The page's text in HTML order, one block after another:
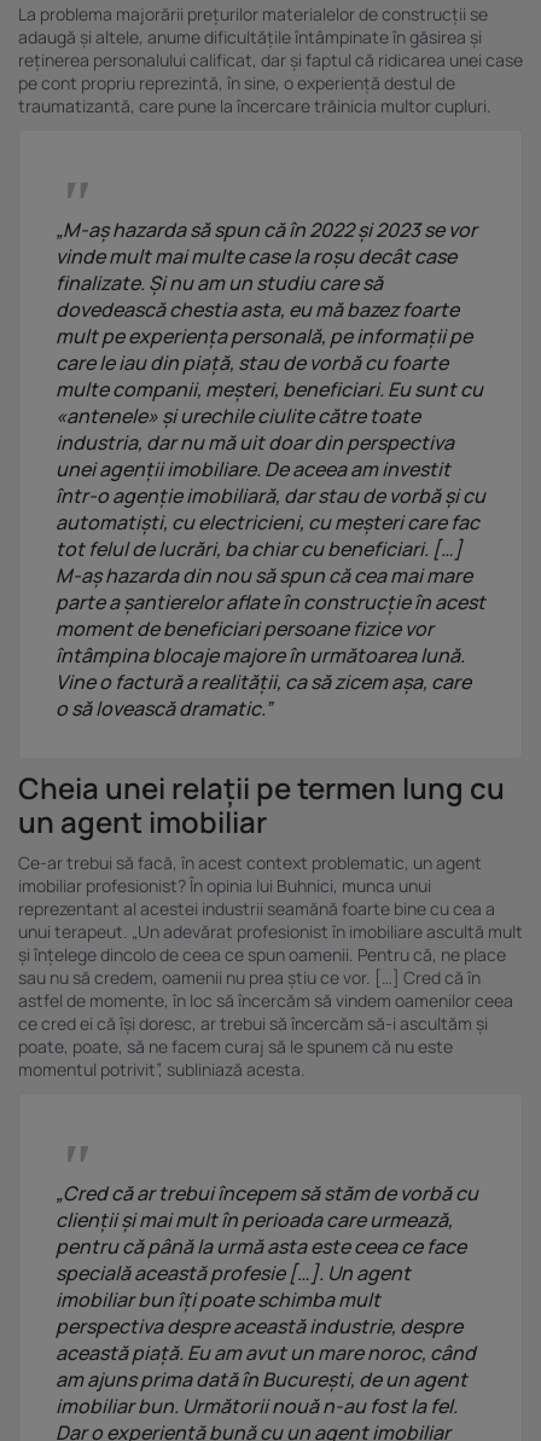
La problema majorării prețurilor materialelor de construcții se
adaugă și altele, anume dificultățile întâmpinate în găsirea și
reținerea personalului calificat, dar și faptul că ridicarea unei case
pe cont propriu reprezintă, în sine, o experiență destul de
traumatizantă, care pune la încercare trăinicia multor cupluri.
„M-aș hazarda să spun că în 2022 și 2023 se vor
vinde mult mai multe case la roșu decât case
finalizate. Și nu am un studiu care să
dovedească chestia asta, eu mă bazez foarte
mult pe experiența personală, pe informații pe
care le iau din piață, stau de vorbă cu foarte
multe companii, meșteri, beneficiari. Eu sunt cu
«antenele» și urechile ciulite către toate
industria, dar nu mă uit doar din perspectiva
unei agenții imobiliare. De aceea am investit
într-o agenție imobiliară, dar stau de vorbă și cu
automatiști, cu electricieni, cu meșteri care fac
tot felul de lucrări, ba chiar cu beneficiari. […]
M-aș hazarda din nou să spun că cea mai mare
parte a șantierelor aflate în construcție în acest
moment de beneficiari persoane fizice vor
întâmpina blocaje majore în următoarea lună.
Vine o factură a realității, ca să zicem așa, care
o să lovească dramatic.”
Cheia unei relații pe termen lung cu
un agent imobiliar
Ce-ar trebui să facă, în acest context problematic, un agent
imobiliar profesionist? În opinia lui Buhnici, munca unui
reprezentant al acestei industrii seamănă foarte bine cu cea a
unui terapeut. „Un adevărat profesionist în imobiliare ascultă mult
și înțelege dincolo de ceea ce spun oamenii. Pentru că, ne place
sau nu să credem, oamenii nu prea știu ce vor. […] Cred că în
astfel de momente, în loc să încercăm să vindem oamenilor ceea
ce cred ei că își doresc, ar trebui să încercăm să-i ascultăm și
poate, poate, să ne facem curaj să le spunem că nu este
momentul potrivit”, subliniază acesta.
„Cred că ar trebui începem să stăm de vorbă cu
clienții și mai mult în perioada care urmează,
pentru că până la urmă asta este ceea ce face
specială această profesie […]. Un agent
imobiliar bun îți poate schimba mult
perspectiva despre această industrie, despre
această piață. Eu am avut un mare noroc, când
am ajuns prima dată în București, de un agent
imobiliar bun. Următorii nouă n-au fost la fel.
Dar o experiență bună cu un agent imobiliar